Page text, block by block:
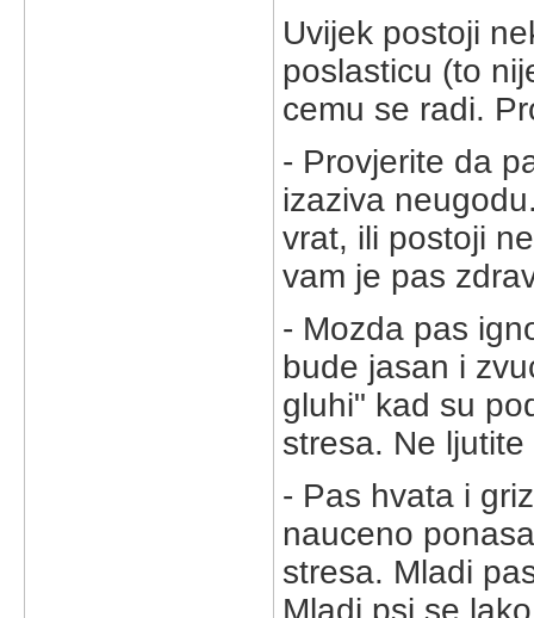
Uvijek postoji
poslasticu (to
cemu se radi.
- Provjerite da
izaziva
vrat, ili postoji
vam je pas
- Mozda pas
bude jasan i
gluhi" kad su
stresa. Ne
- Pas hvata i
nauceno
stresa. Mladi
Mladi psi se